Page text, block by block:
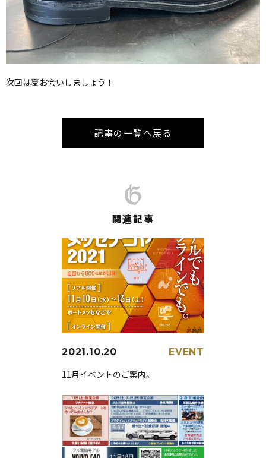
次回は夏お会いしましょう！
記事の一覧へ戻る
関連記事
2021.10.20 EVENT
11月イベントのご案内。